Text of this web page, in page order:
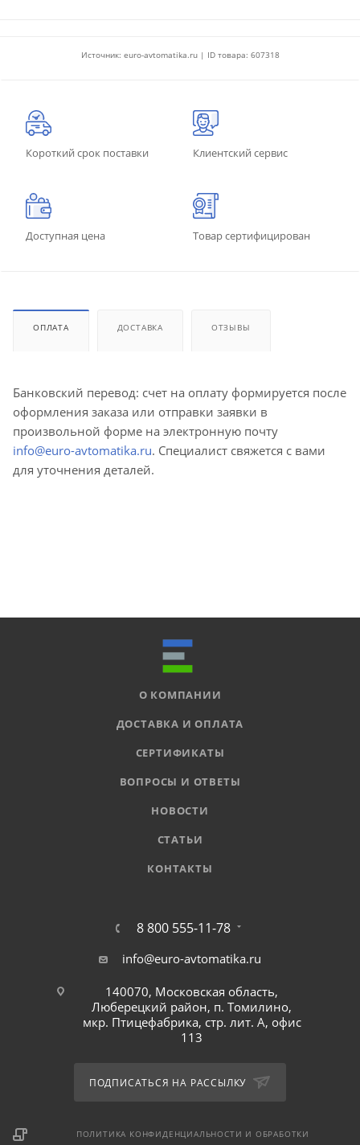
Источник: euro-avtomatika.ru | ID товара: 607318
Короткий срок поставки Клиентский сервис
Доступная цена Товар сертифицирован
ОПЛАТА ДОСТАВКА ОТЗЫВЫ
Банковский перевод: счет на оплату формируется после
оформления заказа или отправки заявки в
произвольной форме на электронную почту
info@euro-avtomatika.ru. Специалист свяжется с вами
для уточнения деталей.
О КОМПАНИИ
ДОСТАВКА И ОПЛАТА
СЕРТИФИКАТЫ
ВОПРОСЫ И ОТВЕТЫ
НОВОСТИ
СТАТЬИ
КОНТАКТЫ
8 800 555-11-78
info@euro-avtomatika.ru
140070, Московская область,
Люберецкий район, п. Томилино,
мкр. Птицефабрика, стр. лит. А, офис
113
ПОДПИСАТЬСЯ НА РАССЫЛКУ
ПОЛИТИКА КОНФИДЕНЦИАЛЬНОСТИ И ОБРАБОТКИ